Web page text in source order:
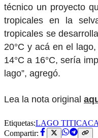
técnico un proyecto
tropicales en la
tropicales se
20°C y acá en el
14°C a 16°C, sería
lago”, agregó.
Lea la nota original
Etiquetas:LAGO TITICACA
Compartir: